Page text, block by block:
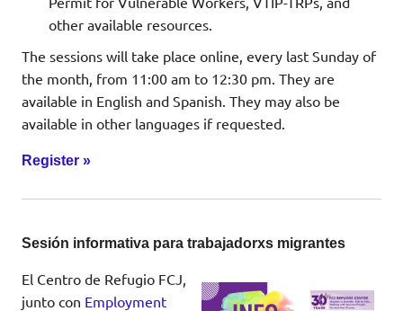
other available resources.
The sessions will take place online, every last Sunday of
the month, from 11:00 am to 12:30 pm. They are
available in English and Spanish. They may also be
available in other languages if requested.
Register »
Sesión informativa para trabajadorxs migrantes
El Centro de Refugio FCJ,
junto con Employment